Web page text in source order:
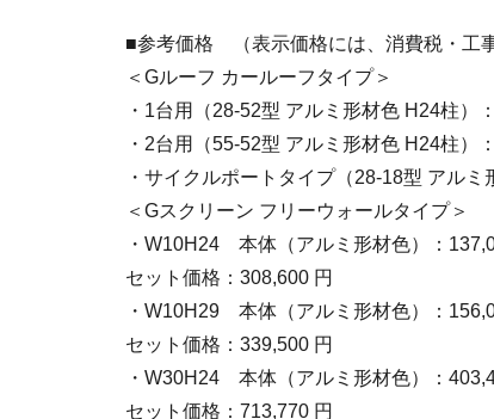
■参考価格 （表示価格には、消費税・工
＜Gルーフ カールーフタイプ＞
・1台用（28-52型 アルミ形材色 H24柱）
・2台用（55-52型 アルミ形材色 H24柱）
・サイクルポートタイプ（28-18型 アル
＜Gスクリーン フリーウォールタイプ＞
・W10H24 本体（アルミ形材色）：
セット価格：308,600 円
・W10H29 本体（アルミ形材色）：
セット価格：339,500 円
・W30H24 本体（アルミ形材色）：
セット価格：713,770 円